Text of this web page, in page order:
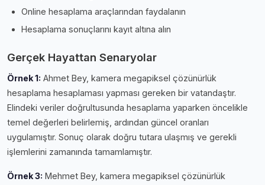
Online hesaplama araçlarından faydalanın
Hesaplama sonuçlarını kayıt altına alın
Gerçek Hayattan Senaryolar
Örnek 1: Ahmet Bey, kamera megapiksel çözünürlük
hesaplama hesaplaması yapması gereken bir vatandaştır.
Elindeki veriler doğrultusunda hesaplama yaparken öncelikle
temel değerleri belirlemiş, ardından güncel oranları
uygulamıştır. Sonuç olarak doğru tutara ulaşmış ve gerekli
işlemlerini zamanında tamamlamıştır.
Örnek 3: Mehmet Bey, kamera megapiksel çözünürlük